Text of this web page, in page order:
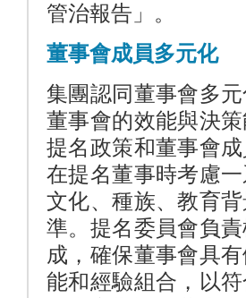
管治報告」。
董事會成員多元化
集團認同董事會多
董事會的效能與決
提名政策和董事會
在提名董事時考慮
文化、種族、教育
準。提名委員會負
成，確保董事會具
能和經驗組合，以